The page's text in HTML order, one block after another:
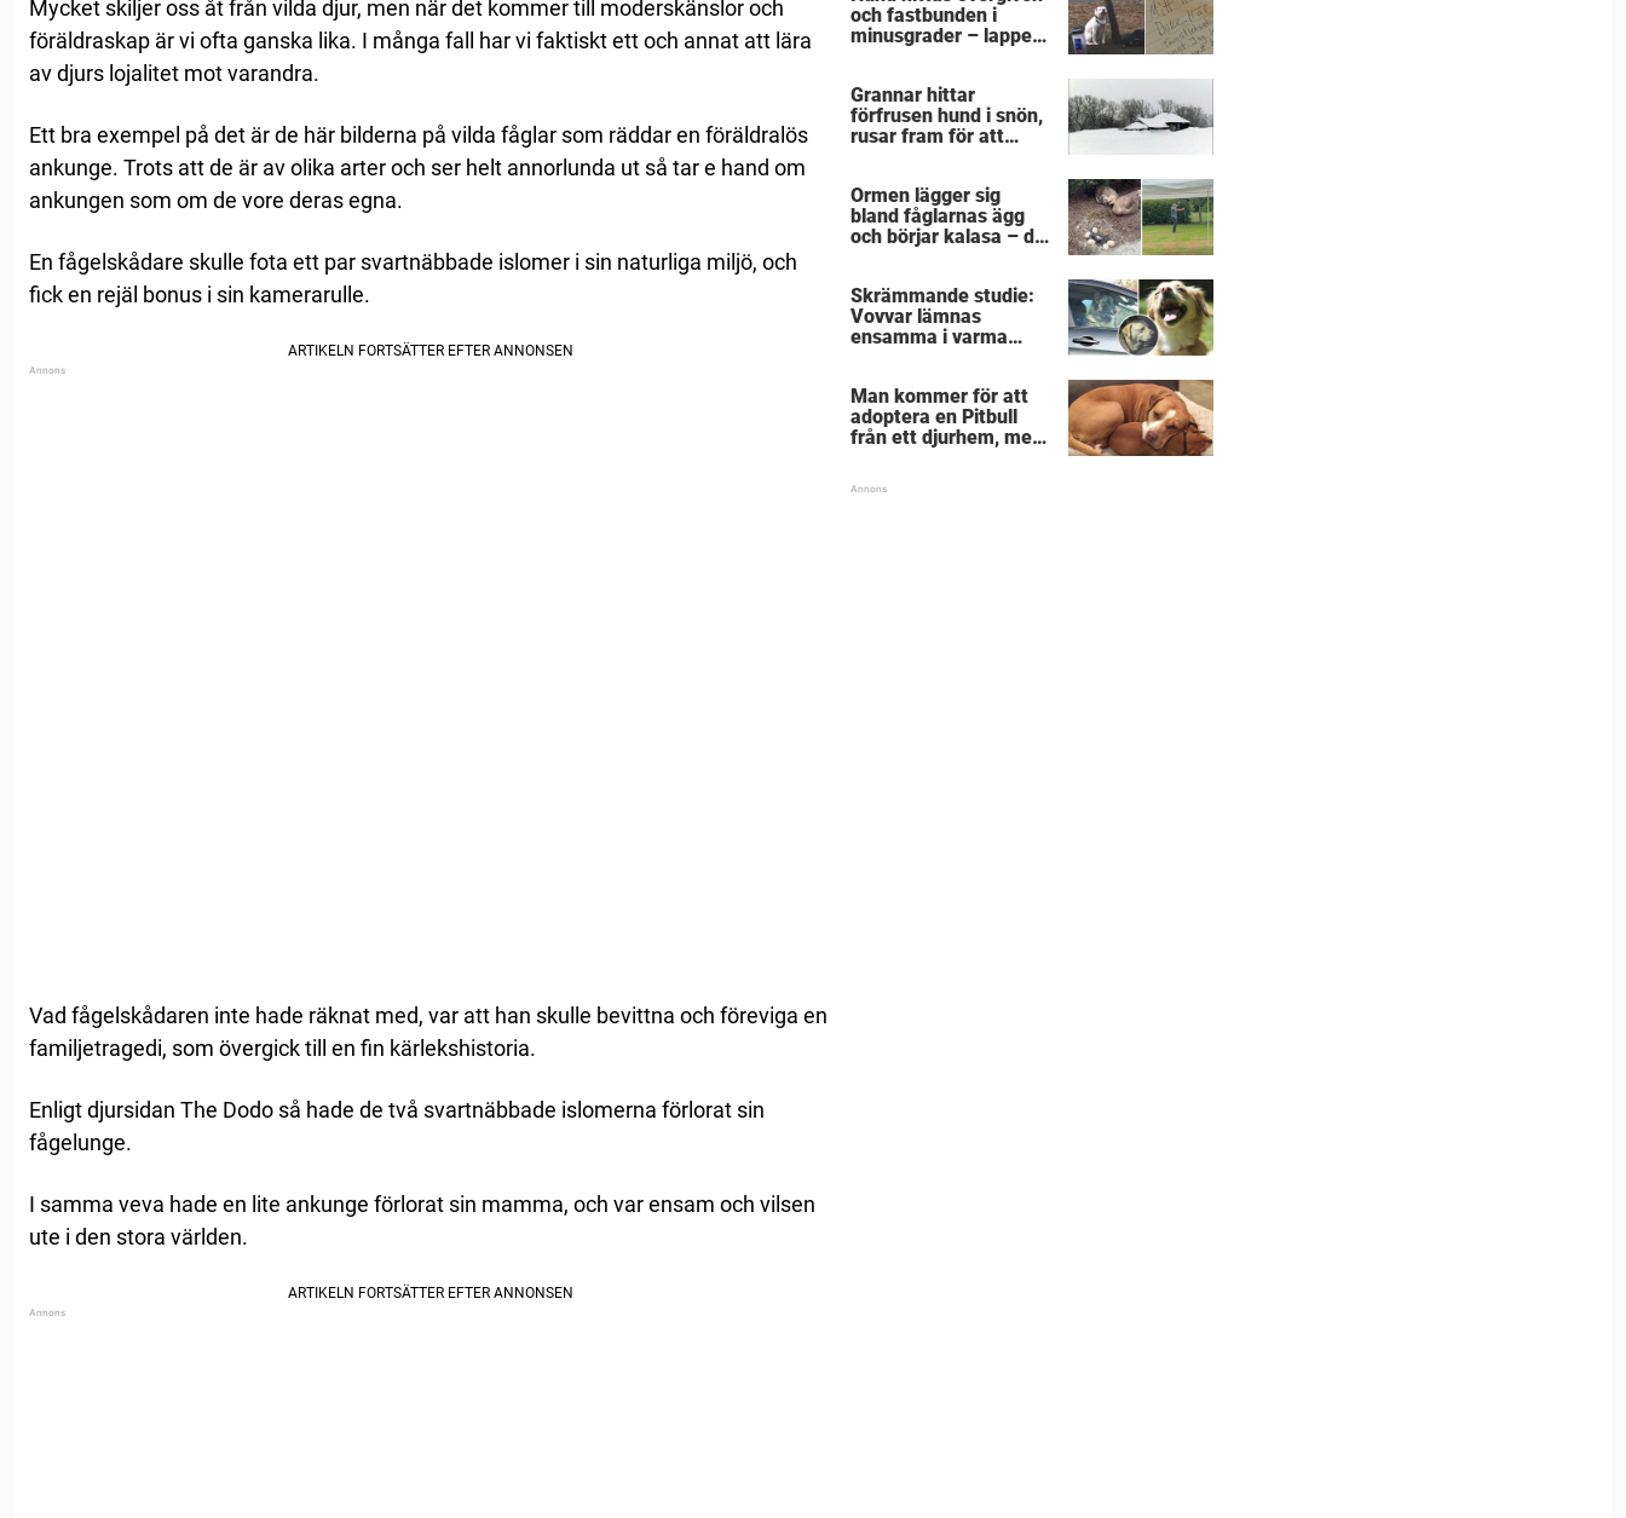
Mycket skiljer oss åt från vilda djur, men när det kommer till moderskänslor och
föräldraskap är vi ofta ganska lika. I många fall har vi faktiskt ett och annat att lära
av djurs lojalitet mot varandra.
Ett bra exempel på det är de här bilderna på vilda fåglar som räddar en föräldralös
ankunge. Trots att de är av olika arter och ser helt annorlunda ut så tar e hand om
ankungen som om de vore deras egna.
En fågelskådare skulle fota ett par svartnäbbade islomer i sin naturliga miljö, och
fick en rejäl bonus i sin kamerarulle.
Vad fågelskådaren inte hade räknat med, var att han skulle bevittna och föreviga en
familjetragedi, som övergick till en fin kärlekshistoria.
Enligt djursidan The Dodo så hade de två svartnäbbade islomerna förlorat sin
fågelunge.
I samma veva hade en lite ankunge förlorat sin mamma, och var ensam och vilsen
ute i den stora världen.
och fastbunden i
minusgrader – lappen
fruktansvärda
Grannar hittar
förfrusen hund i snön,
rusar fram för att
sig
Ormen lägger sig
bland fåglarnas ägg
och börjar kalasa – då
och räddar dem
Skrämmande studie:
Vovvar lämnas
ensamma i varma
förväg"
Man kommer för att
adoptera en Pitbull
från ett djurhem, men